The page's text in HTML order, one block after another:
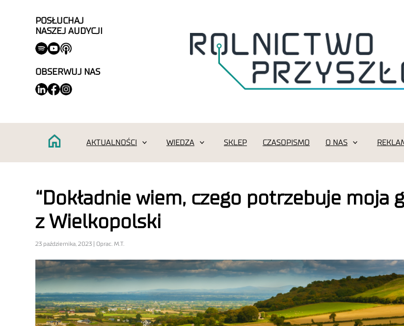
POSŁUCHAJ
NASZEJ AUDYCJI
OBSERWUJ NAS
AKTUALNOŚCI WIEDZA SKLEP CZASOPISMO O NAS
“Dokładnie wiem, czego potrzebuje moja
z Wielkopolski
23 października, 2023 | Oprac. M.T.